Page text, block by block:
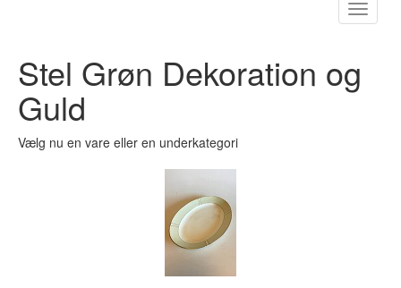
Toggle
Stel Grøn Dekoration og
Guld
Vælg nu en vare eller en underkategori